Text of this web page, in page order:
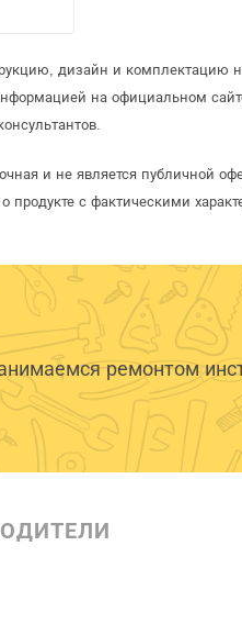
дизайн и комплектацию
на официальном
и не является публичной
с фактическими
ремонтом